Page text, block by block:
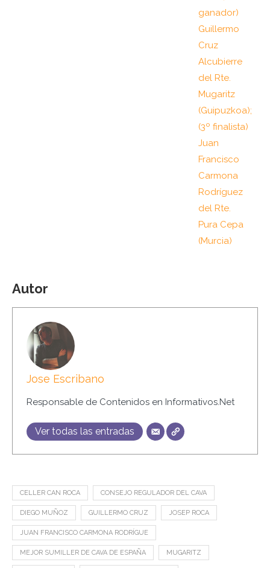
Autor
Jose Escribano
Responsable de Contenidos en Informativos.Net
Ver todas las entradas
CELLER CAN ROCA CONSEJO REGULADOR DEL CAVA
DIEGO MUÑOZ GUILLERMO CRUZ JOSEP ROCA
JUAN FRANCISCO CARMONA RODRÍGUE
MEJOR SUMILLER DE CAVA DE ESPAÑA MUGARITZ